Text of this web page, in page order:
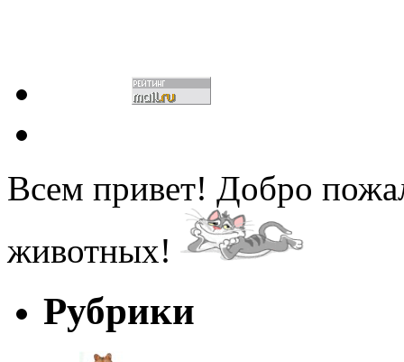
Всем привет! Добро
животных!
Рубрики